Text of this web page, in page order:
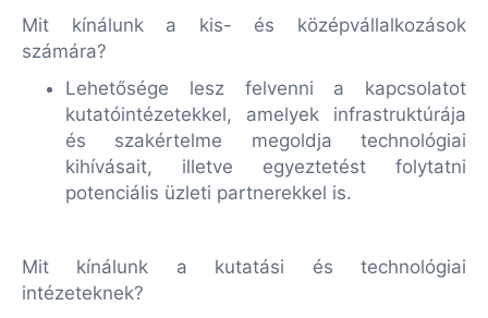
Mit kínálunk a kis- és középvállalkozások
számára?
Lehetősége lesz felvenni a kapcsolatot
kutatóintézetekkel, amelyek infrastruktúrája
és szakértelme megoldja technológiai
kihívásait, illetve egyeztetést folytatni
potenciális üzleti partnerekkel is.
Mit kínálunk a kutatási és technológiai
intézeteknek?